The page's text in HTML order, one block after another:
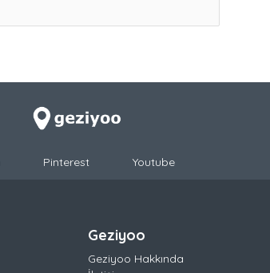
Pinterest Youtube
Geziyoo
Geziyoo Hakkında